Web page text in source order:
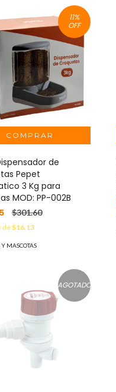
11%
OFF
de
Pepet
3 Kg para
MOD: PP-002B
$301.60
de$16.13
MASCOTAS
AGOTADO